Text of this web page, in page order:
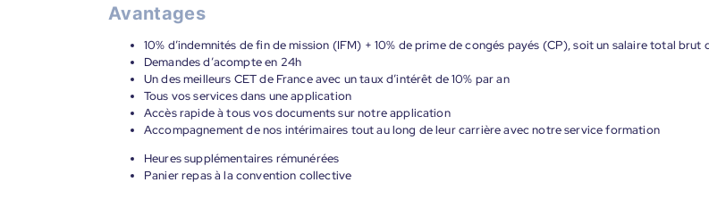
Avantages
10% d’indemnités de fin de mission (IFM) + 10% de prime de congés payés (CP), soit un salaire total brut
Demandes d’acompte en 24h
Un des meilleurs CET de France avec un taux d’intérêt de 10% par an
Tous vos services dans une application
Accès rapide à tous vos documents sur notre application
Accompagnement de nos intérimaires tout au long de leur carrière avec notre service formation
Heures supplémentaires rémunérées
Panier repas à la convention collective